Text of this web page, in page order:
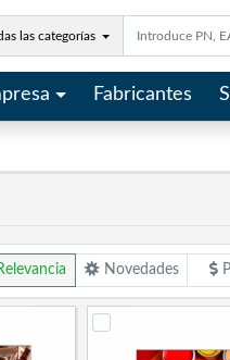
las categorías
Fabricantes
Novedades